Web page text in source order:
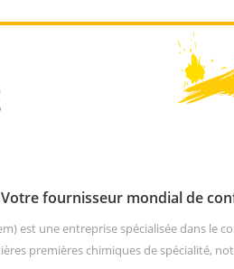
fournisseur mondial de
et de pigments à effets
est une entreprise spécialisée dans le
premières chimiques de spécialité,